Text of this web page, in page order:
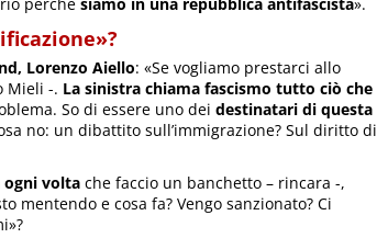
Lorenzo Aiello: «Se vogliamo prestarci allo
Mieli -. La sinistra chiama fascismo tutto ciò che
So di essere uno dei destinatari di questa
no: un dibattito sull’immigrazione? Sul diritto di
ogni volta che faccio un banchetto – rincara -,
mentendo e cosa fa? Vengo sanzionato? Ci